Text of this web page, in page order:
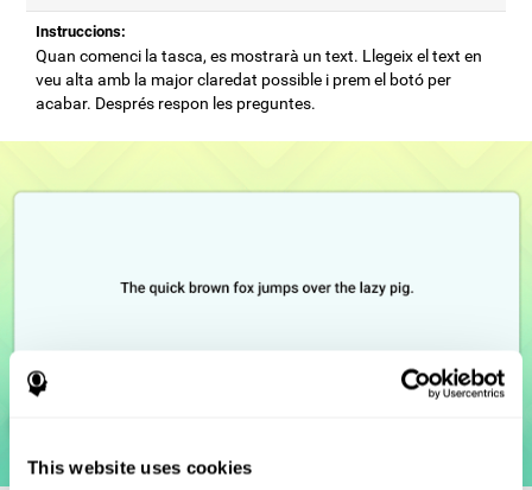
This website uses cookies
Instruccions:
Quan comenci la tasca, es mostrarà un text. Llegeix el text en
veu alta amb la major claredat possible i prem el botó per
acabar. Després respon les preguntes.